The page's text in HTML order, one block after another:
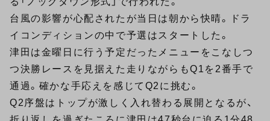
台風の影響が心配されたが当日は朝から快晴。ドラ
イコンディションの中で予選はスタートした。
津田は金曜日に行う予定だったメニューをこなしつ
つ決勝レースを見据えた走りながらもQ1を2番手で
通過。確かな手応えを感じてQ2に挑む。
Q2序盤はトップが激しく入れ替わる展開となるが、